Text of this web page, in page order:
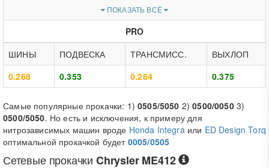
ПОКАЗАТЬ ВСЁ
PRO
ШИНЫ
ПОДВЕСКА ТРАНСМИСС.
ВЫХЛОП
0.268
0.353 0.264 0.375
Самые популярные прокачки: 1)0505/5050 2)0500/00503)
0500/5050. Но есть и исключения, к примеру для
нитрозависимых машин вроде Honda Integraили ED Design Torq
оптимальной прокачкой будет 0005/0505
Сетевые прокачки Chrysler ME412